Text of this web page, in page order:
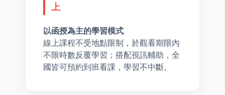
上
以函授為主的學習模式
線上課程不受地點限制，於觀看期限內
不限時數反覆學習；搭配視訊輔助，全
國皆可預約到班看課，學習不中斷。